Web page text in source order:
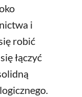
i
robić
łączyć